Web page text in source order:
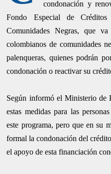
condonación y
Fondo Especial de Créditos
Comunidades Negras, que
colombianos de comunidades
palenqueras, quienes podrán
condonación o reactivar su
Según informó el Ministerio de
estas medidas para las
este programa, pero que en su
formal la condonación del
el apoyo de esta financiación